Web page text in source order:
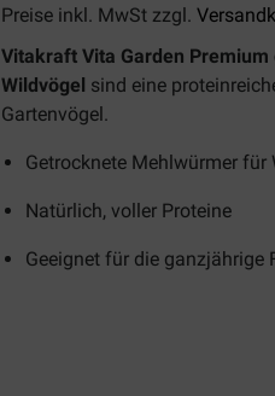
Preise inkl. MwSt zzgl.
Vitakraft Vita Garden
Wildvögel sind eine
Gartenvögel.
Getrocknete Mehlwürmer für
Natürlich, voller Proteine
Geeignet für die ganzjährige